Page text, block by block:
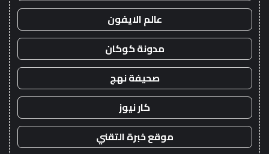
عالم الايفون
مدونة كوكان
صحيفة نهج
كار نيوز
موقع خبرة التقني